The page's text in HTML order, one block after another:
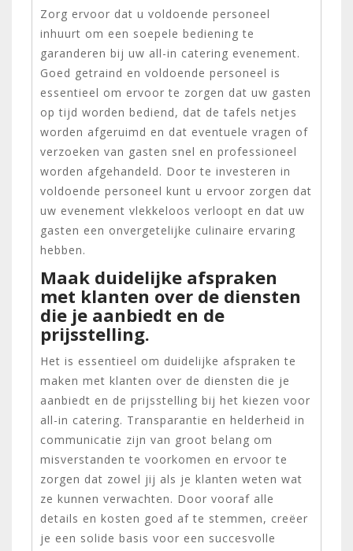
Zorg ervoor dat u voldoende personeel
inhuurt om een soepele bediening te
garanderen bij uw all-in catering evenement.
Goed getraind en voldoende personeel is
essentieel om ervoor te zorgen dat uw gasten
op tijd worden bediend, dat de tafels netjes
worden afgeruimd en dat eventuele vragen of
verzoeken van gasten snel en professioneel
worden afgehandeld. Door te investeren in
voldoende personeel kunt u ervoor zorgen dat
uw evenement vlekkeloos verloopt en dat uw
gasten een onvergetelijke culinaire ervaring
hebben.
Maak duidelijke afspraken
met klanten over de diensten
die je aanbiedt en de
prijsstelling.
Het is essentieel om duidelijke afspraken te
maken met klanten over de diensten die je
aanbiedt en de prijsstelling bij het kiezen voor
all-in catering. Transparantie en helderheid in
communicatie zijn van groot belang om
misverstanden te voorkomen en ervoor te
zorgen dat zowel jij als je klanten weten wat
ze kunnen verwachten. Door vooraf alle
details en kosten goed af te stemmen, creëer
je een solide basis voor een succesvolle